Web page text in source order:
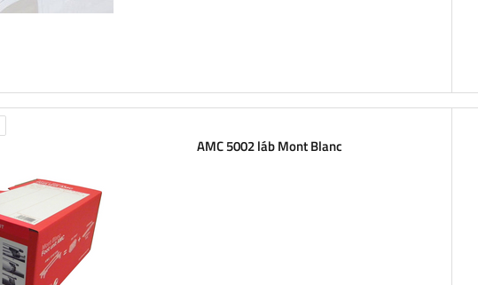
AMC 5002 láb Mont Blanc